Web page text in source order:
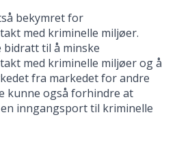
bekymret for
med kriminelle miljøer.
bidratt til å minske
med kriminelle miljøer og å
fra markedet for andre
kunne også forhindre at
inngangsport til kriminelle